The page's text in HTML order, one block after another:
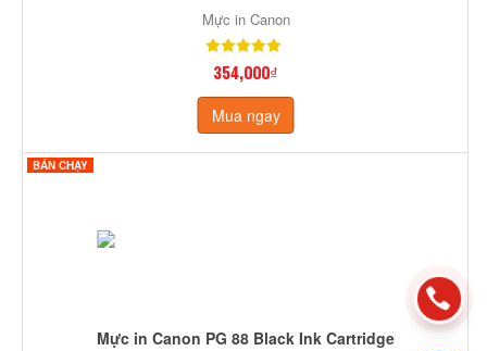
Mực in Canon
354,000₫
Mua ngay
BÁN CHẠY
Mực in Canon PG 88 Black Ink Cartridge